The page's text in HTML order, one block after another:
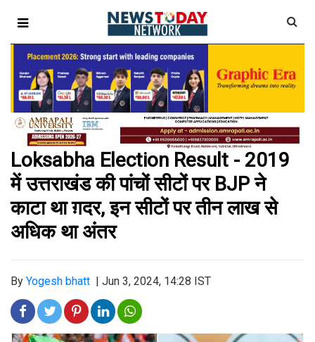
Loksabha Election Result - 2019
में उत्तराखंड की पांचों सीटों पर BJP ने
काटा था ग़दर, इन सीटों पर तीन लाख से
अधिक था अंतर
By Yogesh bhatt Jun 3, 2024, 14:28 IST